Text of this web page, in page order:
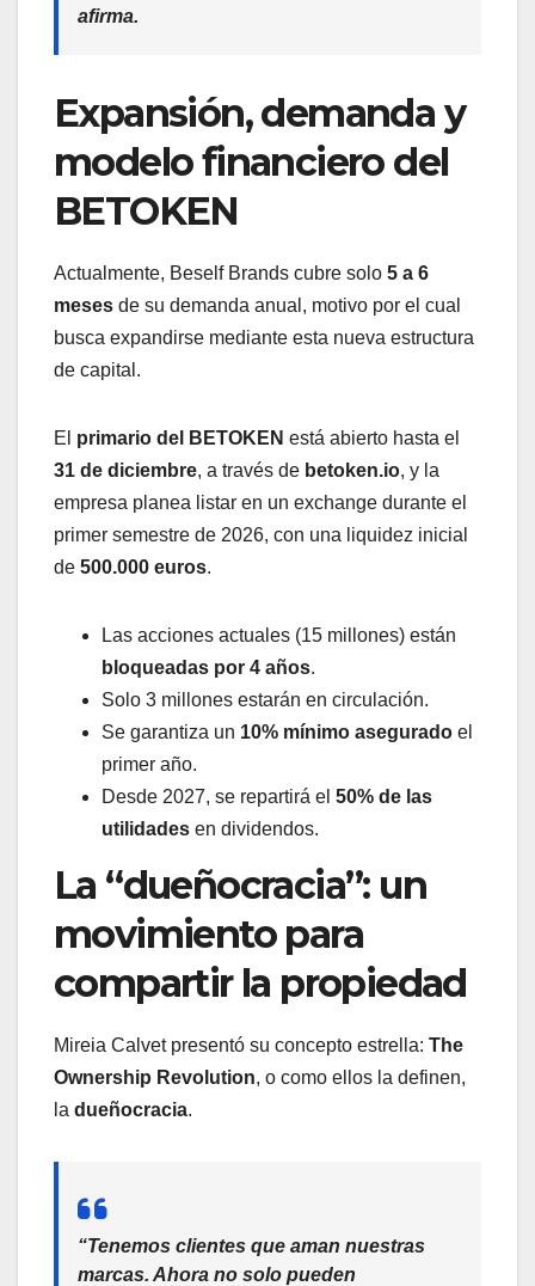
afirma.
Expansión, demanda y
modelo financiero del
BETOKEN
Actualmente, Beself Brands cubre solo 5 a 6
meses de su demanda anual, motivo por el cual
busca expandirse mediante esta nueva estructura
de capital.
El primario del BETOKEN está abierto hasta el
31 de diciembre, a través de betoken.io, y la
empresa planea listar en un exchange durante el
primer semestre de 2026, con una liquidez inicial
de 500.000 euros.
Las acciones actuales (15 millones) están
bloqueadas por 4 años.
Solo 3 millones estarán en circulación.
Se garantiza un 10% mínimo asegurado el
primer año.
Desde 2027, se repartirá el 50% de las
utilidades en dividendos.
La “dueñocracia”: un
movimiento para
compartir la propiedad
Mireia Calvet presentó su concepto estrella: The
Ownership Revolution, o como ellos la definen,
la dueñocracia.
“Tenemos clientes que aman nuestras
marcas. Ahora no solo pueden